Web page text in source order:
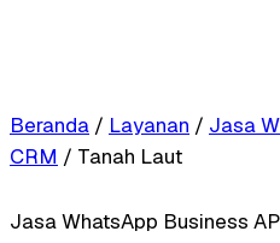
Beranda / Layanan / Jasa
CRM / Tanah Laut
Jasa WhatsApp Business